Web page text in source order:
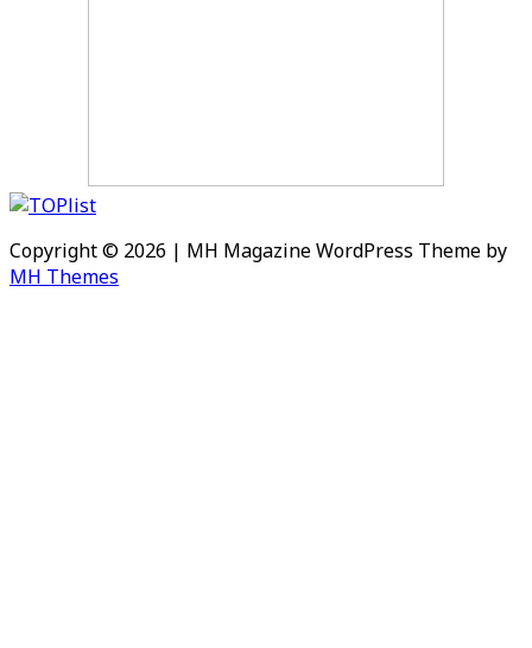
Copyright © 2026 | MH Magazine WordPress Theme by
MH Themes